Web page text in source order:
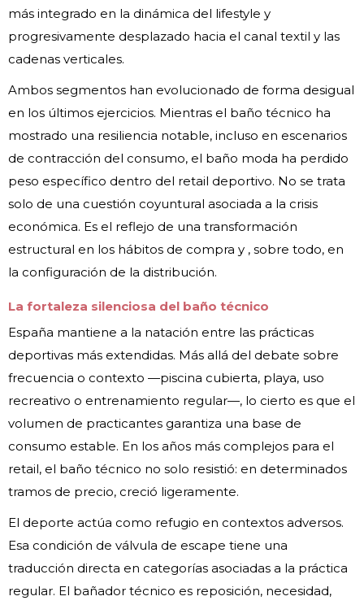
más integrado en la dinámica del lifestyle y
progresivamente desplazado hacia el canal textil y las
cadenas verticales.
Ambos segmentos han evolucionado de forma desigual
en los últimos ejercicios. Mientras el baño técnico ha
mostrado una resiliencia notable, incluso en escenarios
de contracción del consumo, el baño moda ha perdido
peso específico dentro del retail deportivo. No se trata
solo de una cuestión coyuntural asociada a la crisis
económica. Es el reflejo de una transformación
estructural en los hábitos de compra y , sobre todo, en
la configuración de la distribución.
La fortaleza silenciosa del baño técnico
España mantiene a la natación entre las prácticas
deportivas más extendidas. Más allá del debate sobre
frecuencia o contexto —piscina cubierta, playa, uso
recreativo o entrenamiento regular—, lo cierto es que el
volumen de practicantes garantiza una base de
consumo estable. En los años más complejos para el
retail, el baño técnico no solo resistió: en determinados
tramos de precio, creció ligeramente.
El deporte actúa como refugio en contextos adversos.
Esa condición de válvula de escape tiene una
traducción directa en categorías asociadas a la práctica
regular. El bañador técnico es reposición, necesidad,